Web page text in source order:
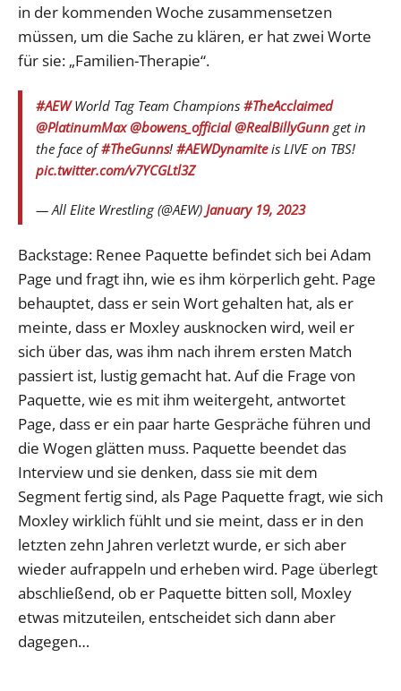
in der kommenden Woche zusammensetzen
müssen, um die Sache zu klären, er hat zwei Worte
für sie: „Familien-Therapie“.
#AEWWorld Tag Team Champions #TheAcclaimed
@PlatinumMax @bowens_official @RealBillyGunn get in
the face of#TheGunns! #AEWDynamiteis LIVE on TBS!
pic.twitter.com/v7YCGLtl3Z
— All Elite Wrestling (@AEW) January 19, 2023
Backstage: Renee Paquette befindet sich bei Adam
Page und fragt ihn, wie es ihm körperlich geht. Page
behauptet, dass er sein Wort gehalten hat, als er
meinte, dass er Moxley ausknocken wird, weil er
sich über das, was ihm nach ihrem ersten Match
passiert ist, lustig gemacht hat. Auf die Frage von
Paquette, wie es mit ihm weitergeht, antwortet
Page, dass er ein paar harte Gespräche führen und
die Wogen glätten muss. Paquette beendet das
Interview und sie denken, dass sie mit dem
Segment fertig sind, als Page Paquette fragt, wie sich
Moxley wirklich fühlt und sie meint, dass er in den
letzten zehn Jahren verletzt wurde, er sich aber
wieder aufrappeln und erheben wird. Page überlegt
abschließend, ob er Paquette bitten soll, Moxley
etwas mitzuteilen, entscheidet sich dann aber
dagegen…